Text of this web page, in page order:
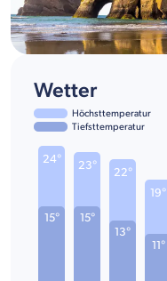
Wetter
Höchsttemperatur
Tiefsttemperatur
15°
24°
15°
23°
13°
22°
11°
19°